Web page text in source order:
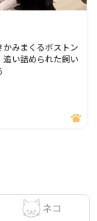
かみまくるボストン
い詰められた飼い
ネコ